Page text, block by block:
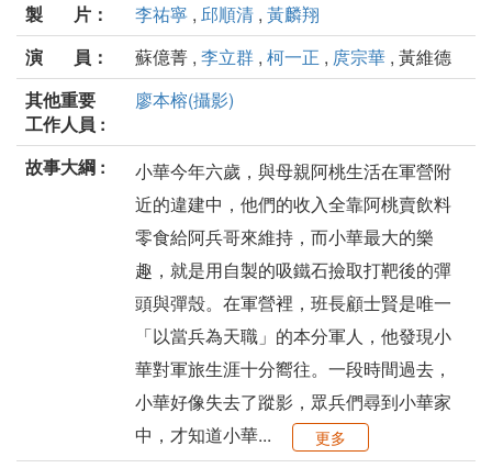
製 片：
李祐寧 , 邱順清 , 黃麟翔
演 員：
蘇億菁 , 李立群 , 柯一正 , 庹宗華 , 黃維德
其他重要
工作人員 :
廖本榕(攝影)
故事大綱 :
小華今年六歲，與母親阿桃生活在軍營附
近的違建中，他們的收入全靠阿桃賣飲料
零食給阿兵哥來維持，而小華最大的樂
趣，就是用自製的吸鐵石撿取打靶後的彈
頭與彈殼。在軍營裡，班長顧士賢是唯一
「以當兵為天職」的本分軍人，他發現小
華對軍旅生涯十分嚮往。一段時間過去，
小華好像失去了蹤影，眾兵們尋到小華家
中，才知道小華...
更多